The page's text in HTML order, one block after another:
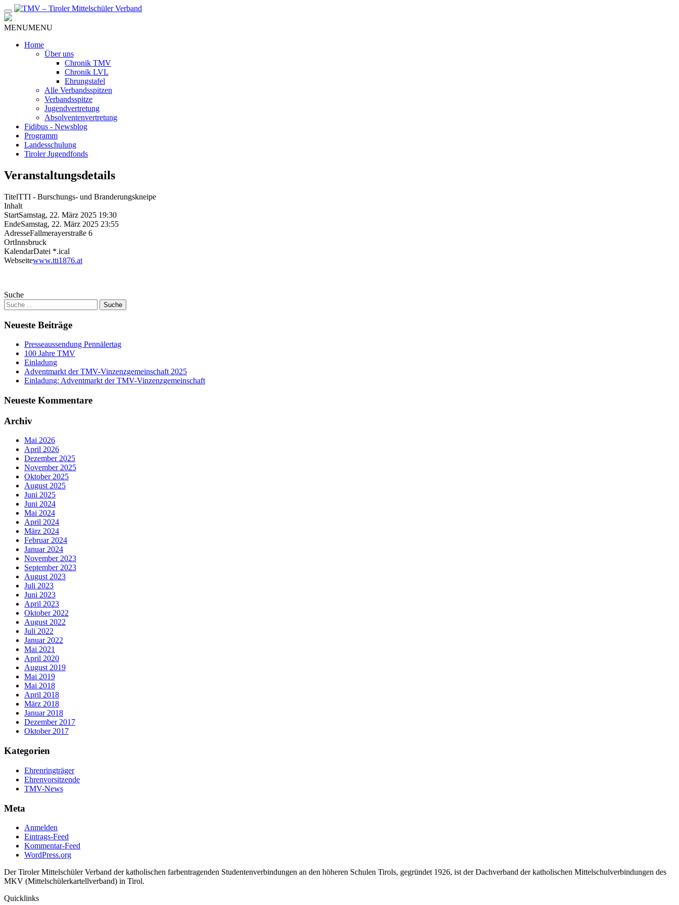
Zum
Inhalt
MENUMENU
Home
Über uns
Chronik TMV
Chronik LVL
Ehrungstafel
Alle Verbandsspitzen
Verbandsspitze
Jugendvertretung
Absolventenvertretung
Fidibus - Newsblog
Programm
Landesschulung
Tiroler Jugendfonds
Veranstaltungsdetails
TitelTTI - Burschungs- und Branderungskneipe
Inhalt
StartSamstag, 22. März 2025 19:30
EndeSamstag, 22. März 2025 23:55
AdresseFallmerayerstraße 6
OrtInnsbruck
KalendarDatei *.ical
Webseitewww.tti1876.at
Suche
Neueste Beiträge
Presseaussendung Pennälertag
100 Jahre TMV
Einladung
Adventmarkt der TMV-Vinzenzgemeinschaft 2025
Einladung: Adventmarkt der TMV-Vinzenzgemeinschaft
Neueste Kommentare
Archiv
Mai 2026
April 2026
Dezember 2025
November 2025
Oktober 2025
August 2025
Juni 2025
Juni 2024
Mai 2024
April 2024
März 2024
Februar 2024
Januar 2024
November 2023
September 2023
August 2023
Juli 2023
Juni 2023
April 2023
Oktober 2022
August 2022
Juli 2022
Januar 2022
Mai 2021
April 2020
August 2019
Mai 2019
Mai 2018
April 2018
März 2018
Januar 2018
Dezember 2017
Oktober 2017
Kategorien
Ehrenringträger
Ehrenvorsitzende
TMV-News
Meta
Anmelden
Eintrags-Feed
Kommentar-Feed
WordPress.org
Der Tiroler Mittelschüler Verband der katholischen farbentragenden Studentenverbindungen an den höheren Schulen Tirols, gegründet 1926, ist der Dachverband der katholischen Mittelschulverbindungen des
MKV (Mittelschülerkartellverband) in Tirol.
Quicklinks